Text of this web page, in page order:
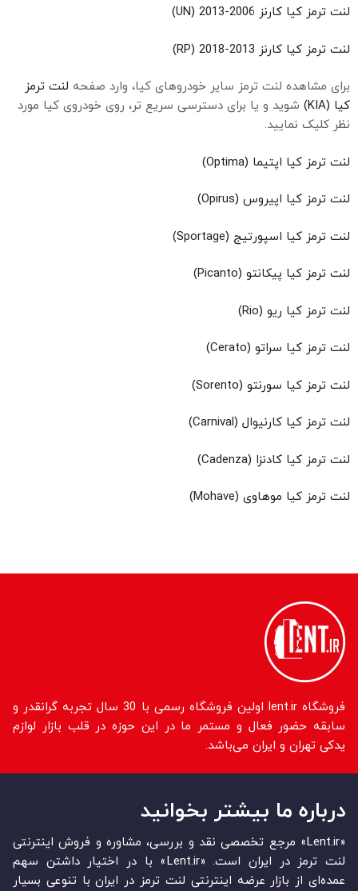
لنت ترمز کیا کارنز 2006-2013 (UN)
لنت ترمز کیا کارنز 2013-2018 (RP)
برای مشاهده لنت ترمز سایر خودروهای کیا، وارد صفحه لنت ترمز
کیا (KIA)
شوید و یا برای دسترسی سریع تر، روی خودروی کیا مورد
نظر کلیک نمایید.
لنت ترمز کیا اپتیما (Optima)
لنت ترمز کیا اپیروس (Opirus)
لنت ترمز کیا اسپورتیج (Sportage)
لنت ترمز کیا پیکانتو (Picanto)
لنت ترمز کیا ریو (Rio)
لنت ترمز کیا سراتو (Cerato)
لنت ترمز کیا سورنتو (Sorento)
لنت ترمز کیا کارنیوال (Carnival)
لنت ترمز کیا کادنزا (Cadenza)
لنت ترمز کیا موهاوی (Mohave)
فروشگاه lent.ir اولین فروشگاه رسمی با 30 سال تجربه گرانقدر و
سابقه حضور فعال و مستمر ما در این حوزه در قلب بازار لوازم
یدکی تهران و ایران می‌باشد.
درباره ما بیشتر بخوانید
«Lent.ir» مرجع تخصصی نقد و بررسی، مشاوره و فروش اینترنتی
لنت ترمز در ایران است. «Lent.ir» با در اختیار داشتن سهم
عمده‏‌ای از بازار عرضه اینترنتی لنت ترمز در ایران با تنوعی بسیار